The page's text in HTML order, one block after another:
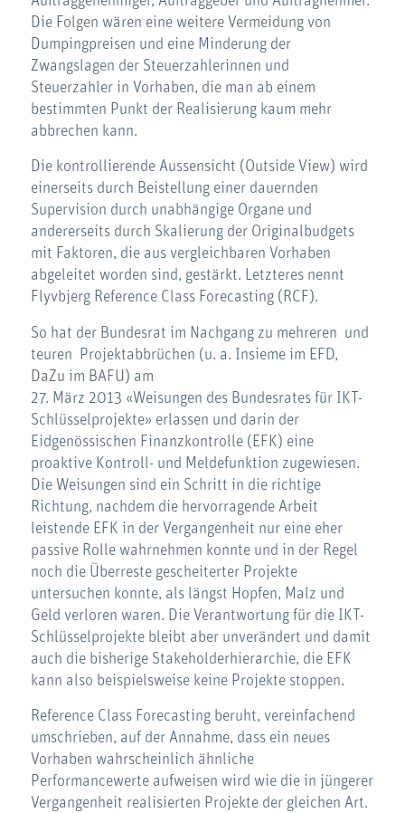
Die Folgen wären eine weitere Vermeidung von
Dumpingpreisen und eine Minderung der
Zwangslagen der Steuerzahlerinnen und
Steuerzahler in Vorhaben, die man ab einem
bestimmten Punkt der Realisierung kaum mehr
abbrechen kann.
Die kontrollierende Aussensicht (Outside View) wird
einerseits durch Beistellung einer dauernden
Supervision durch unabhängige Organe und
andererseits durch Skalierung der Originalbudgets
mit Faktoren, die aus vergleichbaren Vorhaben
abgeleitet worden sind, gestärkt. Letzteres nennt
Flyvbjerg Reference Class Forecasting (RCF).
So hat der Bundesrat im Nachgang zu mehreren und
teuren Projektabbrüchen (u. a. Insieme im EFD,
DaZu im BAFU) am
27. März 2013 «Weisungen des Bundesrates für IKT-
Schlüsselprojekte» erlassen und darin der
Eidgenössischen Finanzkontrolle (EFK) eine
proaktive Kontroll- und Meldefunktion zugewiesen.
Die Weisungen sind ein Schritt in die richtige
Richtung, nachdem die hervorragende Arbeit
leistende EFK in der Vergangenheit nur eine eher
passive Rolle wahrnehmen konnte und in der Regel
noch die Überreste gescheiterter Projekte
untersuchen konnte, als längst Hopfen, Malz und
Geld verloren waren. Die Verantwortung für die IKT-
Schlüsselprojekte bleibt aber unverändert und damit
auch die bisherige Stakeholderhierarchie, die EFK
kann also beispielsweise keine Projekte stoppen.
Reference Class Forecasting beruht, vereinfachend
umschrieben, auf der Annahme, dass ein neues
Vorhaben wahrscheinlich ähnliche
Performancewerte aufweisen wird wie die in jüngerer
Vergangenheit realisierten Projekte der gleichen Art.